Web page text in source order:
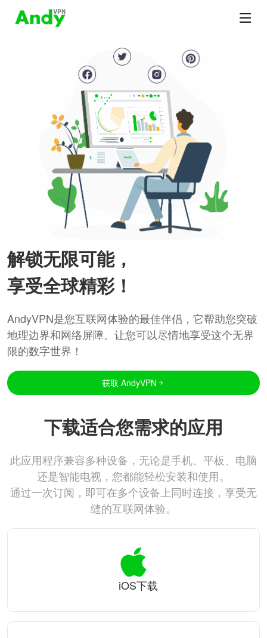
解锁无限可能，
享受全球精彩！
AndyVPN是您互联网体验的最佳伴侣，它帮助您突破
地理边界和网络屏障。让您可以尽情地享受这个无界
限的数字世界！
获取 AndyVPN
下载适合您需求的应用
此应用程序兼容多种设备，无论是手机、平板、电脑
还是智能电视，您都能轻松安装和使用。
通过一次订阅，即可在多个设备上同时连接，享受无
缝的互联网体验。
iOS下载